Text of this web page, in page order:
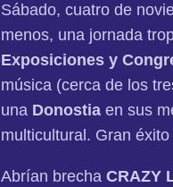
Sábado, cuatro de
menos, una jornada
Exposiciones y
música (cerca de los
una Donostia en sus
multicultural. Gran
Abrían brecha CRAZY